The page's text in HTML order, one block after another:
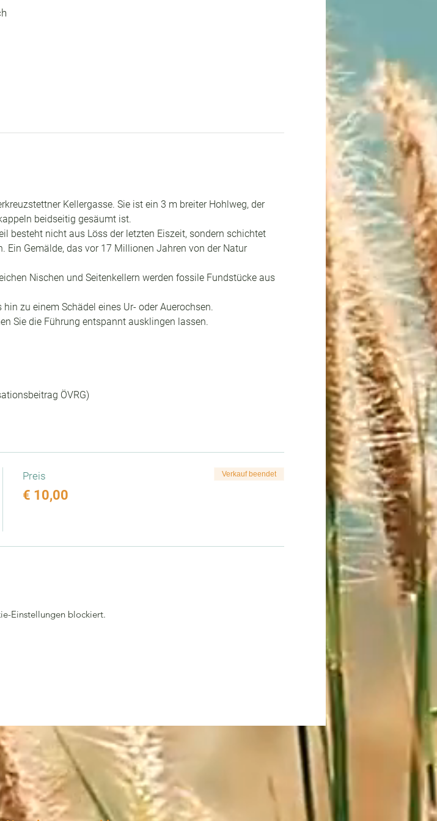
Kellergasse. Sie ist ein 3 m breiter Hohlweg, der
beidseitig gesäumt ist.
besteht nicht aus Löss der letzten Eiszeit, sondern schichtet
Ein Gemälde, das vor 17 Millionen Jahren von der Natur
Nischen und Seitenkellern werden fossile Fundstücke aus
zu einem Schädel eines Ur- oder Auerochsen.
Sie die Führung entspannt ausklingen lassen.
ÖVRG)
Preis
€ 10,00
Verkauf beendet
Einstellungen blockiert.